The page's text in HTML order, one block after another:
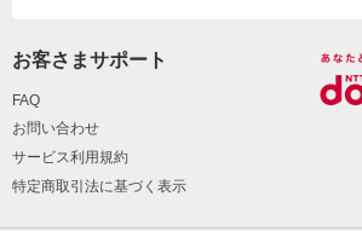
お客さまサポート
FAQ
お問い合わせ
サービス利用規約
特定商取引法に基づく表示